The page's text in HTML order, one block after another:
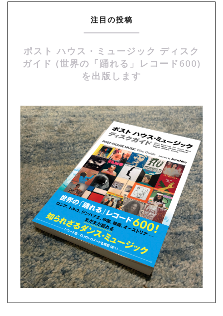
注目の投稿
ポスト ハウス・ミュージック ディスク
ガイド (世界の「踊れる」レコード600)
を出版します